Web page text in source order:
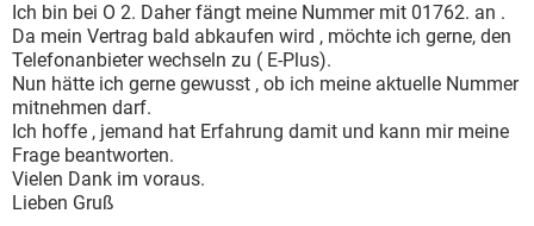
WHATSAPP TIKTOK
FACEBOOK HARDWARE
WINDOWS 10 INSTAGRAM
WHATSAPP TIKTOK
FACEBOOK
Ich bin bei O 2. Daher fängt meine Nummer mit 01762. an .
Da mein Vertrag bald abkaufen wird , möchte ich gerne, den
Telefonanbieter wechseln zu ( E-Plus).
Nun hätte ich gerne gewusst , ob ich meine aktuelle Nummer
mitnehmen darf.
Ich hoffe , jemand hat Erfahrung damit und kann mir meine
Frage beantworten.
Vielen Dank im voraus.
Lieben Gruß